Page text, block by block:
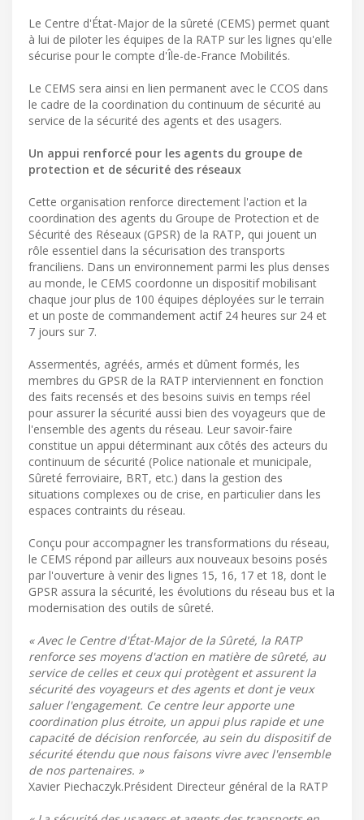
Le Centre d'État-Major de la sûreté (CEMS) permet quant
à lui de piloter les équipes de la RATP sur les lignes qu'elle
sécurise pour le compte d'Île-de-France Mobilités.
Le CEMS sera ainsi en lien permanent avec le CCOS dans
le cadre de la coordination du continuum de sécurité au
service de la sécurité des agents et des usagers.
Un appui renforcé pour les agents du groupe de
protection et de sécurité des réseaux
Cette organisation renforce directement l'action et la
coordination des agents du Groupe de Protection et de
Sécurité des Réseaux (GPSR) de la RATP, qui jouent un
rôle essentiel dans la sécurisation des transports
franciliens. Dans un environnement parmi les plus denses
au monde, le CEMS coordonne un dispositif mobilisant
chaque jour plus de 100 équipes déployées sur le terrain
et un poste de commandement actif 24 heures sur 24 et
7 jours sur 7.
Assermentés, agréés, armés et dûment formés, les
membres du GPSR de la RATP interviennent en fonction
des faits recensés et des besoins suivis en temps réel
pour assurer la sécurité aussi bien des voyageurs que de
l'ensemble des agents du réseau. Leur savoir-faire
constitue un appui déterminant aux côtés des acteurs du
continuum de sécurité (Police nationale et municipale,
Sûreté ferroviaire, BRT, etc.) dans la gestion des
situations complexes ou de crise, en particulier dans les
espaces contraints du réseau.
Conçu pour accompagner les transformations du réseau,
le CEMS répond par ailleurs aux nouveaux besoins posés
par l'ouverture à venir des lignes 15, 16, 17 et 18, dont le
GPSR assura la sécurité, les évolutions du réseau bus et la
modernisation des outils de sûreté.
« Avec le Centre d'État-Major de la Sûreté, la RATP
renforce ses moyens d'action en matière de sûreté, au
service de celles et ceux qui protègent et assurent la
sécurité des voyageurs et des agents et dont je veux
saluer l'engagement. Ce centre leur apporte une
coordination plus étroite, un appui plus rapide et une
capacité de décision renforcée, au sein du dispositif de
sécurité étendu que nous faisons vivre avec l'ensemble
de nos partenaires. »
Xavier Piechaczyk.Président Directeur général de la RATP